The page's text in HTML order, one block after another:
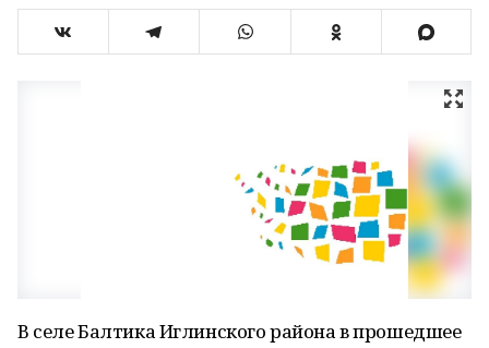
В селе Балтика Иглинского района в прошедшее